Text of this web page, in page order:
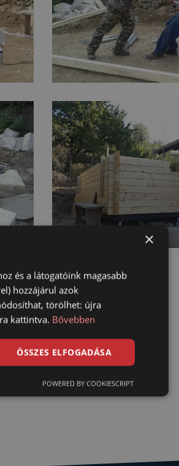
×
és a látogatóink magasabb
hozzájárul azok
törölhet: újra
kattintva. Bővebben
ÖSSZES ELFOGADÁSA
POWERED BY COOKIESCRIPT